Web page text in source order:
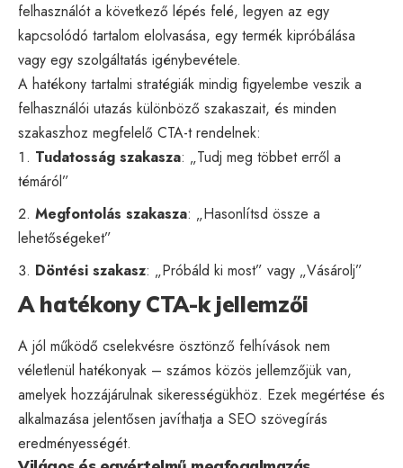
felhasználót a következő lépés felé, legyen az egy
kapcsolódó tartalom elolvasása, egy termék kipróbálása
vagy egy szolgáltatás igénybevétele.
A hatékony tartalmi stratégiák mindig figyelembe veszik a
felhasználói utazás különböző szakaszait, és minden
szakaszhoz megfelelő CTA-t rendelnek:
Tudatosság szakasza: „Tudj meg többet erről a
témáról”
Megfontolás szakasza: „Hasonlítsd össze a
lehetőségeket”
Döntési szakasz: „Próbáld ki most” vagy „Vásárolj”
A hatékony CTA-k jellemzői
A jól működő cselekvésre ösztönző felhívások nem
véletlenül hatékonyak – számos közös jellemzőjük van,
amelyek hozzájárulnak sikerességükhöz. Ezek megértése és
alkalmazása jelentősen javíthatja a SEO szövegírás
eredményességét.